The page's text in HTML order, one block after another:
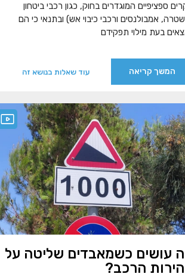
ספציפיים המוגדרים בחוק, כגון רכבי ביטחון
אמבולנסים ורכבי כיבוי אש) ובתנאי כי הם
בעת מילוי תפקידם
המשך קריאה עוד שאלות בנושא זה
עושים כשמאבדים שליטה על
הרכב?